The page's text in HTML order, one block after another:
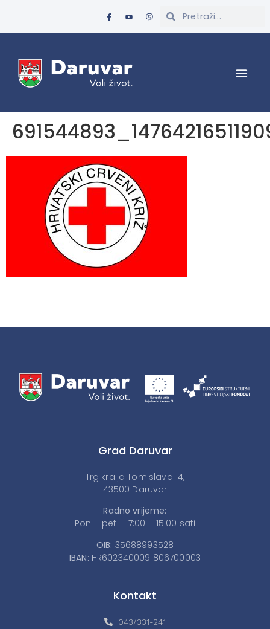
Grad Daruvar
Trg kralja Tomislava 14,
43500 Daruvar
Radno vrijeme:
Pon – pet | 7:00 – 15:00 sati
OIB: 35688993528
IBAN: HR6023400091806700003
Kontakt
043/331-241